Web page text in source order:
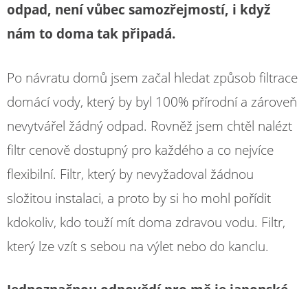
odpad, není vůbec samozřejmostí, i když
nám to doma tak připadá.
Po návratu domů jsem začal hledat způsob filtrace
domácí vody, který by byl 100% přírodní a zároveň
nevytvářel žádný odpad. Rovněž jsem chtěl nalézt
filtr cenově dostupný pro každého a co nejvíce
flexibilní. Filtr, který by nevyžadoval žádnou
složitou instalaci, a proto by si ho mohl pořídit
kdokoliv, kdo touží mít doma zdravou vodu. Filtr,
který lze vzít s sebou na výlet nebo do kanclu.